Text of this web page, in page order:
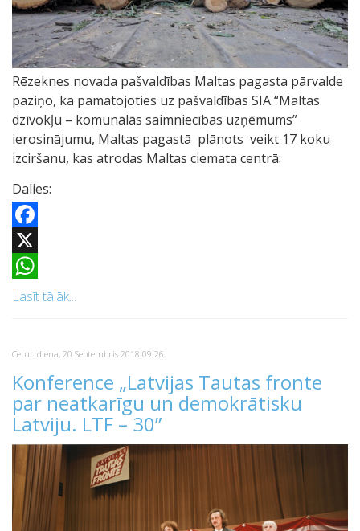
Rēzeknes novada pašvaldības Maltas pagasta pārvalde
paziņo, ka pamatojoties uz pašvaldības SIA “Maltas
dzīvokļu – komunālās saimniecības uzņēmums”
ierosinājumu, Maltas pagastā plānots veikt 17 koku
izciršanu, kas atrodas Maltas ciemata centrā:
Dalies:
Facebook
X
WhatsApp
Lasīt tālāk...
Ceturtdiena, 20 Septembris 2018 09:26
Konference „Latvijas Tautas fronte
par neatkarīgu un demokrātisku
Latviju. LTF – 30”